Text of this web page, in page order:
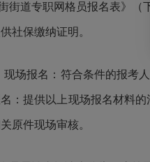
街街道专职网格员报名表》
社保缴纳证明。
现场报名：符合条件的报考
：提供以上现场报名材料
原件现场审核。